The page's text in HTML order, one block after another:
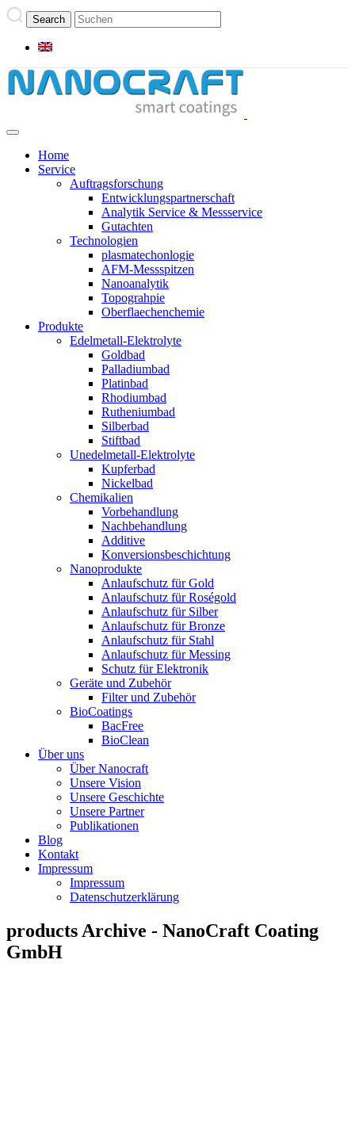
Home
Service
Auftragsforschung
Entwicklungspartnerschaft
Analytik Service & Messservice
Gutachten
Technologien
plasmatechonlogie
AFM-Messspitzen
Nanoanalytik
Topograhpie
Oberflaechenchemie
Produkte
Edelmetall-Elektrolyte
Goldbad
Palladiumbad
Platinbad
Rhodiumbad
Rutheniumbad
Silberbad
Stiftbad
Unedelmetall-Elektrolyte
Kupferbad
Nickelbad
Chemikalien
Vorbehandlung
Nachbehandlung
Additive
Konversionsbeschichtung
Nanoprodukte
Anlaufschutz für Gold
Anlaufschutz für Roségold
Anlaufschutz für Silber
Anlaufschutz für Bronze
Anlaufschutz für Stahl
Anlaufschutz für Messing
Schutz für Elektronik
Geräte und Zubehör
Filter und Zubehör
BioCoatings
BacFree
BioClean
Über uns
Über Nanocraft
Unsere Vision
Unsere Geschichte
Unsere Partner
Publikationen
Blog
Kontakt
Impressum
Impressum
Datenschutzerklärung
products Archive - NanoCraft Coating
GmbH